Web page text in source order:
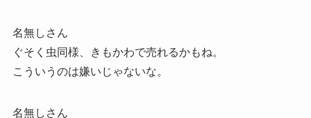
名無しさん
ぐそく虫同様、きもかわで売れるかもね。
こういうのは嫌いじゃないな。
名無しさん